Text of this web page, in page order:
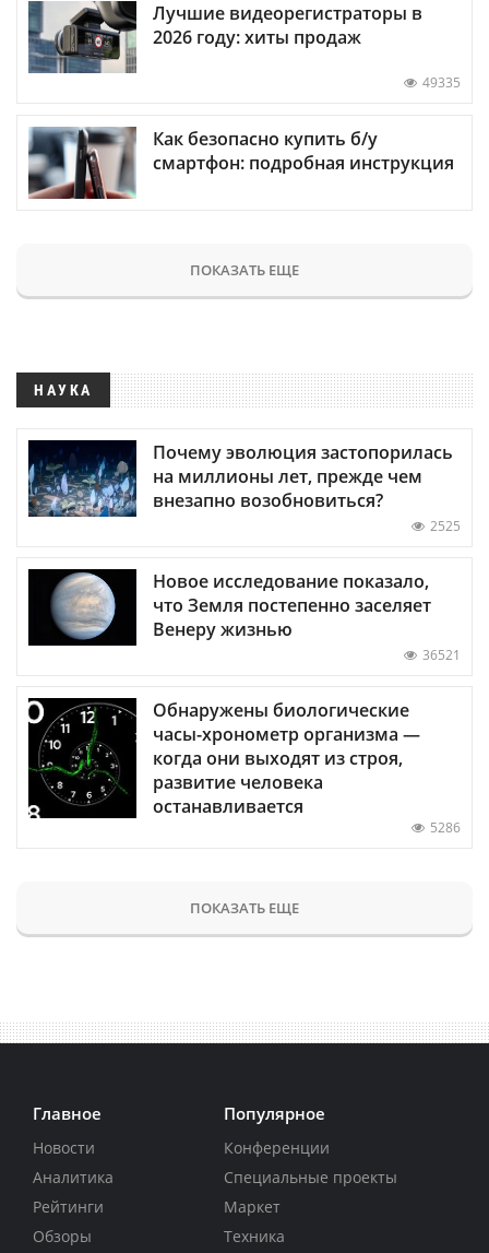
Лучшие видеорегистраторы в
2026 году: хиты продаж
49335
Как безопасно купить б/у
смартфон: подробная инструкция
ПОКАЗАТЬ ЕЩЕ
НАУКА
Почему эволюция застопорилась
на миллионы лет, прежде чем
внезапно возобновиться?
2525
Новое исследование показало,
что Земля постепенно заселяет
Венеру жизнью
36521
Обнаружены биологические
часы-хронометр организма —
когда они выходят из строя,
развитие человека
останавливается
5286
ПОКАЗАТЬ ЕЩЕ
Главное
Новости
Аналитика
Рейтинги
Обзоры
Популярное
Конференции
Специальные проекты
Маркет
Техника